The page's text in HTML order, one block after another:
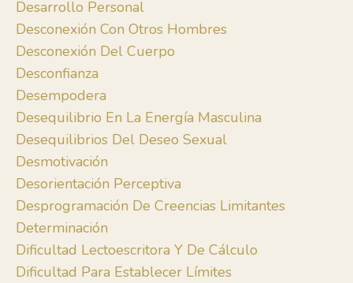
Desarrollo Personal
Desconexión Con Otros Hombres
Desconexión Del Cuerpo
Desconfianza
Desempodera
Desequilibrio En La Energía Masculina
Desequilibrios Del Deseo Sexual
Desmotivación
Desorientación Perceptiva
Desprogramación De Creencias Limitantes
Determinación
Dificultad Lectoescritora Y De Cálculo
Dificultad Para Establecer Límites